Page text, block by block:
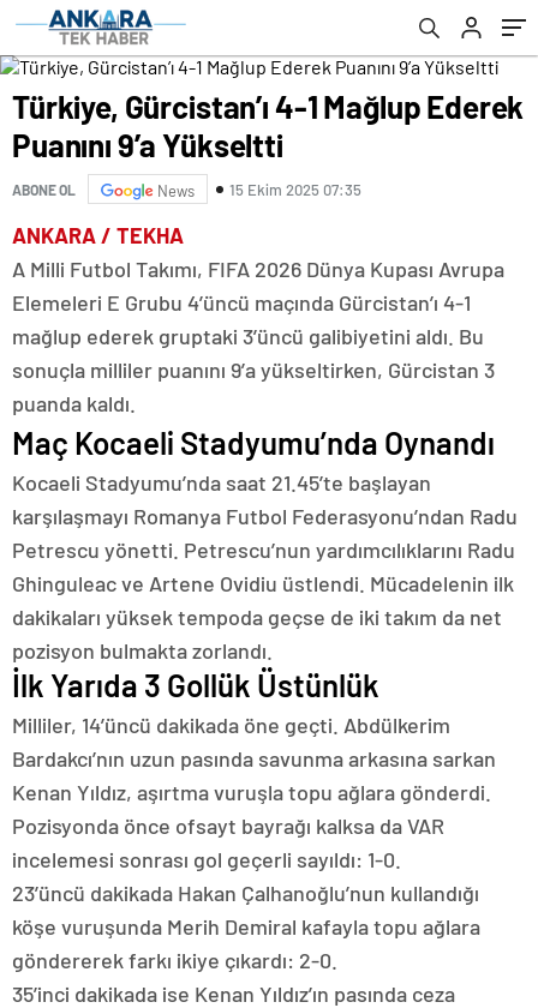
Türkiye, Gürcistan’ı 4-1 Mağlup Ederek
Puanını 9’a Yükseltti
ABONE OL News 15 Ekim 2025 07:35
ANKARA / TEKHA
A Milli Futbol Takımı, FIFA 2026 Dünya Kupası Avrupa
Elemeleri E Grubu 4’üncü maçında Gürcistan’ı 4-1
mağlup ederek gruptaki 3’üncü galibiyetini aldı. Bu
sonuçla milliler puanını 9’a yükseltirken, Gürcistan 3
puanda kaldı.
Maç Kocaeli Stadyumu’nda Oynandı
Kocaeli Stadyumu’nda saat 21.45’te başlayan
karşılaşmayı Romanya Futbol Federasyonu’ndan Radu
Petrescu yönetti. Petrescu’nun yardımcılıklarını Radu
Ghinguleac ve Artene Ovidiu üstlendi. Mücadelenin ilk
dakikaları yüksek tempoda geçse de iki takım da net
pozisyon bulmakta zorlandı.
İlk Yarıda 3 Gollük Üstünlük
Milliler, 14’üncü dakikada öne geçti. Abdülkerim
Bardakcı’nın uzun pasında savunma arkasına sarkan
Kenan Yıldız, aşırtma vuruşla topu ağlara gönderdi.
Pozisyonda önce ofsayt bayrağı kalksa da VAR
incelemesi sonrası gol geçerli sayıldı: 1-0.
23’üncü dakikada Hakan Çalhanoğlu’nun kullandığı
köşe vuruşunda Merih Demiral kafayla topu ağlara
göndererek farkı ikiye çıkardı: 2-0.
35’inci dakikada ise Kenan Yıldız’ın pasında ceza